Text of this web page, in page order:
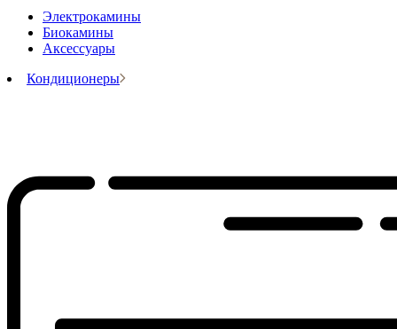
Электрокамины
Биокамины
Аксессуары
Кондиционеры